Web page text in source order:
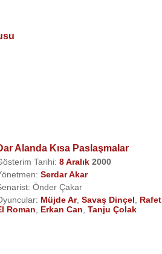
Alanda Kısa Paslaşmalar
Tarihi:8 Aralık 2000
Serdar Akar
Önder Çakar
Müjde Ar,Savaş Dinçel
Rafet
Roman
Erkan Can ,Tanju Çolak